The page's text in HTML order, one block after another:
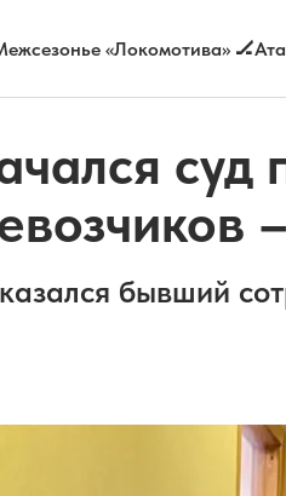
«Локомотива» 🏒
суд
бывший